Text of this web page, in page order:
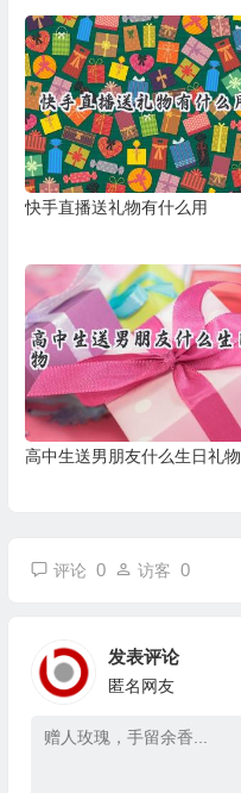
快手直播送礼物有什么用
高中生送男朋友什么生日礼物
评论 0 访客 0
发表评论
匿名网友